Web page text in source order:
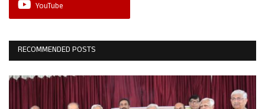
YouTube
RECOMMENDED POSTS